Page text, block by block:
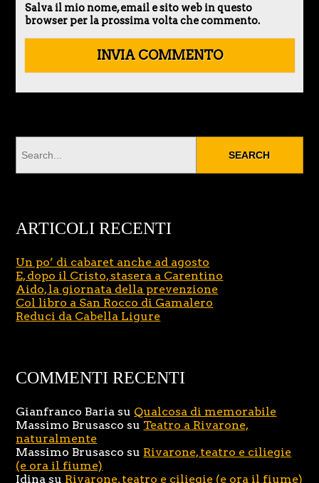
Salva il mio nome, email e sito web in questo
browser per la prossima volta che commento.
ARTICOLI RECENTI
Un po’ di cabaret anche ad agosto
E, dopo il Cristo, stasera a Carentino
Aido, la giornata della prevenzione
Col libro a San Rocco di Gamalero
Reduci da Cabella Ligure
COMMENTI RECENTI
Gianfranco Baria su Qualcosa di memorabile
Massimo Brusasco su Teatro a Rivarone,
naturalmente
Massimo Brusasco su Rivarone, teatro e ciliegie
(e ora il fiume)
Idina su Rivarone, teatro e ciliegie (e ora il fiume)